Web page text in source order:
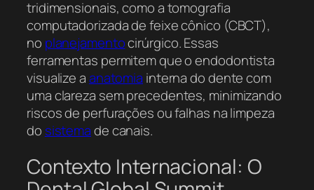
tridimensionais, como a tomografia
computadorizada de feixe cônico (CBCT),
no planejamentocirúrgico. Essas
ferramentas permitem que o endodontista
visualize aanatomia interna do dente com
uma clareza sem precedentes, minimizando
riscos de perfurações ou falhas na limpeza
do sistemade canais.
Contexto Internacional: O